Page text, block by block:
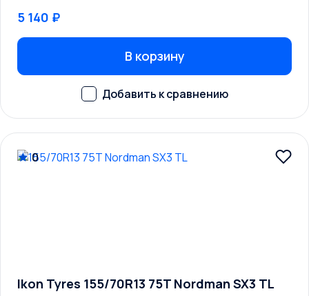
5 140 ₽
В корзину
0
Ikon Tyres 155/70R13 75T Nordman SX3 TL